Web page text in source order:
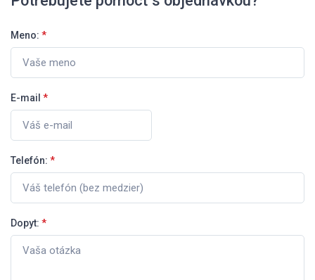
Meno: *
E-mail *
Telefón: *
Dopyt: *